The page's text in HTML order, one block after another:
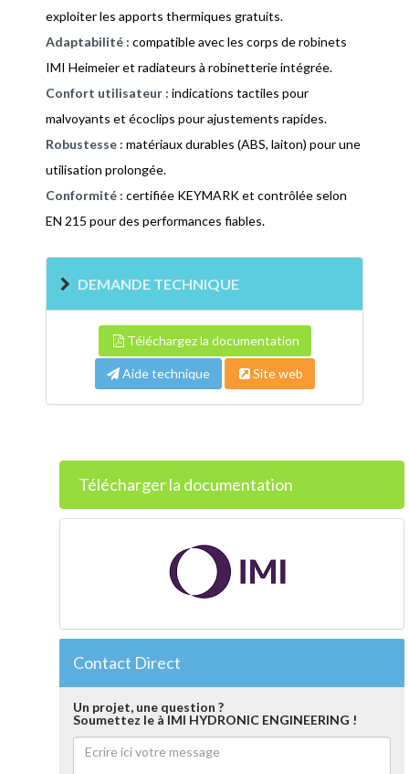
exploiter les apports thermiques gratuits.
Adaptabilité : compatible avec les corps de robinets
IMI Heimeier et radiateurs à robinetterie intégrée.
Confort utilisateur : indications tactiles pour
malvoyants et écoclips pour ajustements rapides.
Robustesse : matériaux durables (ABS, laiton) pour une
utilisation prolongée.
Conformité : certifiée KEYMARK et contrôlée selon
EN 215 pour des performances fiables.
DEMANDE TECHNIQUE
Téléchargez la documentation
Aide technique Site web
Télécharger la documentation
Contact Direct
Un projet, une question ?
Soumettez le à IMI HYDRONIC ENGINEERING !